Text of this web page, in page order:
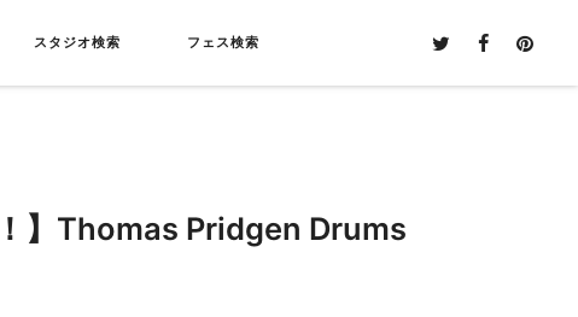
スタジオ検索 フェス検索
】Thomas Pridgen Drums